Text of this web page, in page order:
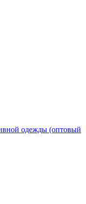
одежды (оптовый